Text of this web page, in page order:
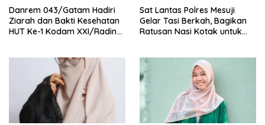
Danrem 043/Gatam Hadiri
Ziarah dan Bakti Kesehatan
HUT Ke-1 Kodam XXI/Radin
Sat Lantas Polres Mesuji
Gelar Tasi Berkah, Bagikan
Ratusan Nasi Kotak untuk